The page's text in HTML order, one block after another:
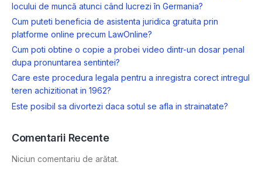
locului de muncă atunci când lucrezi în Germania?
Cum puteti beneficia de asistenta juridica gratuita prin
platforme online precum LawOnline?
Cum poti obtine o copie a probei video dintr-un dosar penal
dupa pronuntarea sentintei?
Care este procedura legala pentru a inregistra corect intregul
teren achizitionat in 1962?
Este posibil sa divortezi daca sotul se afla in strainatate?
Comentarii Recente
Niciun comentariu de arătat.